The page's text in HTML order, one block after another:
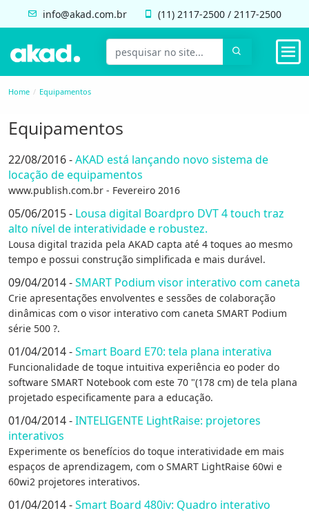
info@akad.com.br (11) 2117-2500 / 2117-2500
Home Equipamentos
Equipamentos
22/08/2016 -AKAD está lançando novo sistema de
locação de equipamentos
www.publish.com.br - Fevereiro 2016
05/06/2015 - Lousa digital Boardpro DVT 4 touch traz
alto nível de interatividade e robustez.
Lousa digital trazida pela AKAD capta até 4 toques ao mesmo
tempo e possui construção simplificada e mais durável.
09/04/2014 -SMART Podium visor interativo com caneta
Crie apresentações envolventes e sessões de colaboração
dinâmicas com o visor interativo com caneta SMART Podium
série 500 ?.
01/04/2014 -Smart Board E70: tela plana interativa
Funcionalidade de toque intuitiva experiência eo poder do
software SMART Notebook com este 70 "(178 cm) de tela plana
projetado especificamente para a educação.
01/04/2014 -INTELIGENTE LightRaise: projetores
interativos
Experimente os benefícios do toque interatividade em mais
espaços de aprendizagem, com o SMART LightRaise 60wi e
60wi2 projetores interativos.
01/04/2014 -Smart Board 480iv: Quadro interativo